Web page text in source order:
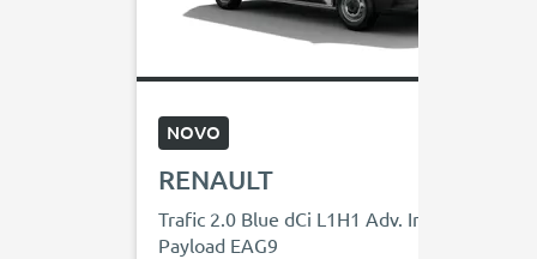
NOVO
RENAULT
Trafic 2.0 Blue dCi L1H1 Adv. Increased
Payload EAG9